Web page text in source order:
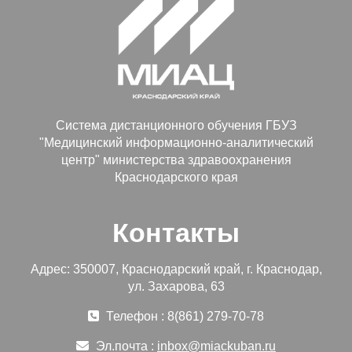
Система дистанционного обучения ГБУЗ
"Медицинский информационно-аналитический
центр" министерства здравоохранения
Краснодарского края
Контакты
Адрес: 350007, Краснодарский край, г. Краснодар,
ул. Захарова, 63
Телефон : 8(861) 279-70-78
Эл.почта : inbox@miackuban.ru